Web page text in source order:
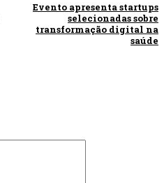
Evento apresenta startups
selecionadas sobre
transformação digital na
saúde